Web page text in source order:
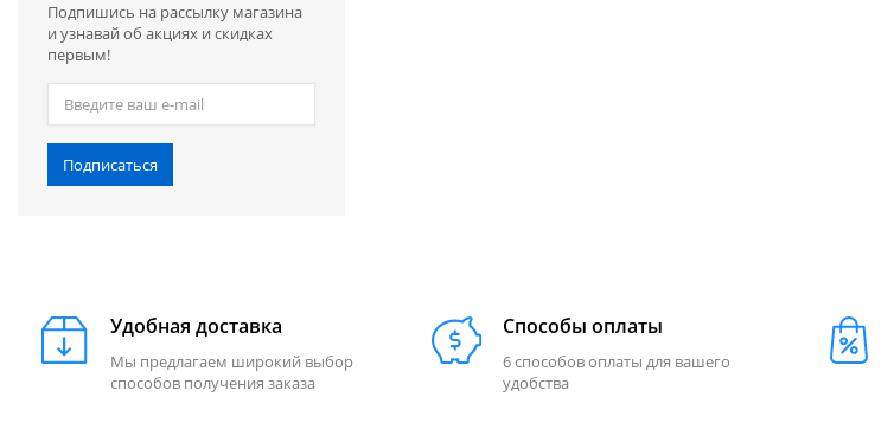
Подпишись на рассылку магазина
и узнавай об акциях и скидках
первым!
Подписаться
Удобная доставка
Мы предлагаем широкий выбор
способов получения заказа
Способы оплаты
6 способов оплаты для вашего
удобства